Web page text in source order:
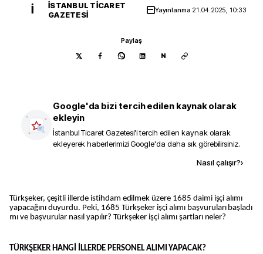
İ
İSTANBUL TICARET
GAZETESI
Yayınlanma 21.04.2025, 10:33
Paylaş
N
Google'da bizi tercih edilen kaynak olarak
ekleyin
İstanbul Ticaret Gazetesi'i tercih edilen kaynak olarak
ekleyerek haberlerimizi Google'da daha sık görebilirsiniz.
Nasıl çalışır?›
Türkşeker, çeşitli illerde istihdam edilmek üzere 1685 daimi işçi alımı
yapacağını duyurdu. Peki, 1685 Türkşeker işçi alımı başvuruları başladı
mı ve başvurular nasıl yapılır? Türkşeker işçi alımı şartları neler?
TÜRKŞEKER HANGİ İLLERDE PERSONEL ALIMI YAPACAK?